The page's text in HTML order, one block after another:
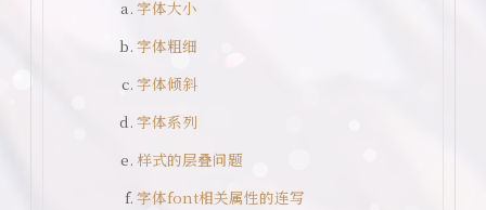
字体大小
字体粗细
字体倾斜
字体系列
样式的层叠问题
字体font相关属性的连写